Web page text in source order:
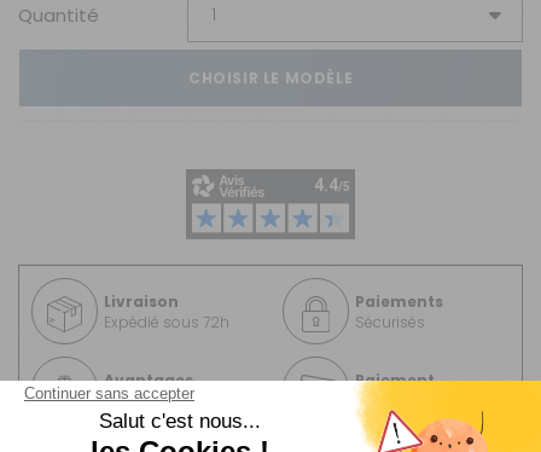
Quantité
CHOISIR LE MODÈLE
Livraison
Expédié sous 72h
Paiements
Sécurisés
Avantages
Carte de fidélité
Paiement
Plusieurs fois